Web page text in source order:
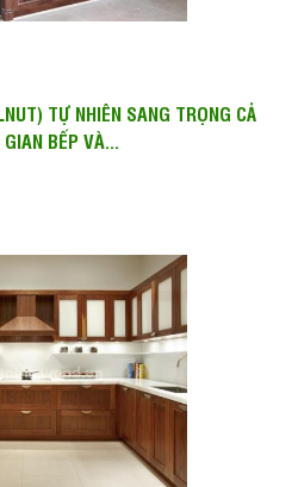
TỰ NHIÊN SANG TRỌNG CẢ
GIAN BẾP VÀ...